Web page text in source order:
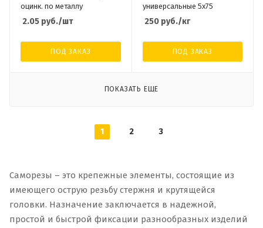
оцинк. по металлу
2.05 руб./шт
ПОД ЗАКАЗ
универсальные 5х75
250руб./кг
ПОД ЗАКАЗ
ПОКАЗАТЬ ЕЩЕ
1 2 3
Саморезы – это крепежные элементы, состоящие из
имеющего острую резьбу стержня и крутящейся
головки. Назначение заключается в надежной,
простой и быстрой фиксации разнообразных изделий